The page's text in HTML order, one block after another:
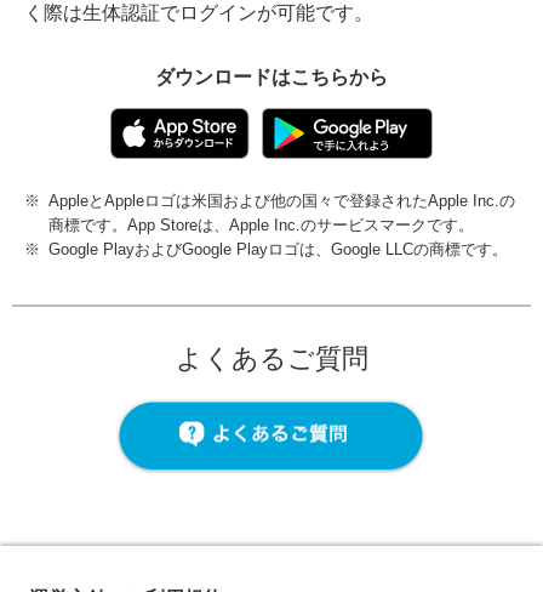
く際は生体認証でログインが可能です。
ダウンロードはこちらから
※ AppleとAppleロゴは米国および他の国々で登録されたApple Inc.の
商標です。App Storeは、Apple Inc.のサービスマークです。
※ Google PlayおよびGoogle Playロゴは、Google LLCの商標です。
よくあるご質問